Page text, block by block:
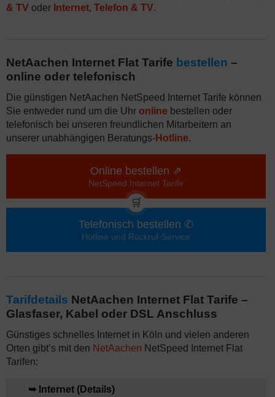
& TV oder Internet, Telefon & TV.
NetAachen Internet Flat Tarife bestellen –
online oder telefonisch
Die günstigen NetAachen NetSpeed Internet Tarife können
Sie entweder rund um die Uhr online bestellen oder
telefonisch bei unseren freundlichen Mitarbeitern an
unserer unabhängigen Beratungs-Hotline.
Online bestellen ⇗
NetSpeed Internet Tarife
🛒
Telefonisch bestellen ✆
Hotline und Rückruf-Service
Tarifdetails NetAachen Internet Flat Tarife –
Glasfaser, Kabel oder DSL Anschluss
Günstiges schnelles Internet in Köln und vielen anderen
Orten gibt’s mit den NetAachen NetSpeed Internet Flat
Tarifen:
➥ Internet (Details)